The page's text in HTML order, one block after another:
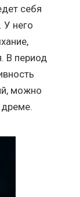
себя
У него
В период
можно
дреме.